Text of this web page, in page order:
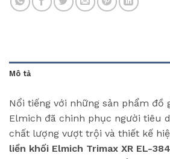
Mô tả
Nổi tiếng với những sản phẩm đồ
Elmich đã chinh phục người tiêu
chất lượng vượt trội và thiết kế
liền khối Elmich Trimax XR EL-